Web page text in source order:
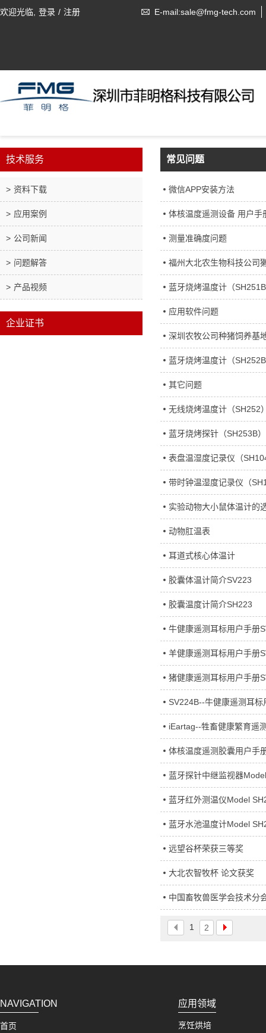
欢迎光临, 登录 / 注册 E-mail:sale@fmg-tech.com
技术服务
资料下载
应用案例
公司新闻
问题解答
产品视频
企业证书
常见问题
微信APP安装方法
体核温度遥测设备 用户手
测量准确度问题
福州大北农生物科技公司
蓝牙烧烤温度计（
应用软件问题
深圳农牧公司种猪饲养基
蓝牙烧烤温度计（
其它问题
无线烧烤温度计（SH252
蓝牙烧烤探针（SH253B
表盘温湿度记录仪（
带时钟温湿度记录仪（
实验动物大小鼠体温计的
动物肛温表
耳道式核心体温计
胶囊体温计简介SV223
胶囊温度计简介SH223
牛健康遥测耳标用户手册
羊健康遥测耳标用户手册
猪健康遥测耳标用户手册
SV224B--牛健康遥测耳标
iEartag--牲畜健康繁育遥
体核温度遥测胶囊用户手
蓝牙探针中继监视器
蓝牙红外测温仪Model
蓝牙水池温度计Model
远望谷杯荣获三等奖
大北农智牧杯 论文获奖
中国畜牧兽医学会技术分
1 2
NAVIGATION
首页
应用领域
烹饪烘培